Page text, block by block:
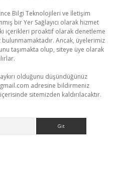
Bilgi Teknolojileri ve İletişim
bir Yer Sağlayıcı olarak hizmet
içerikleri proaktif olarak denetleme
Ancak, üyelerimiz
taşımakta olup, siteye üye olarak
olduğunu düşündüğünüz
adresine bildirmeniz
sitemizden kaldırılacaktır.